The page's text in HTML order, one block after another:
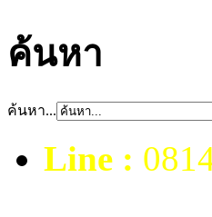
ค้นหา
ค้นหา...
Line :